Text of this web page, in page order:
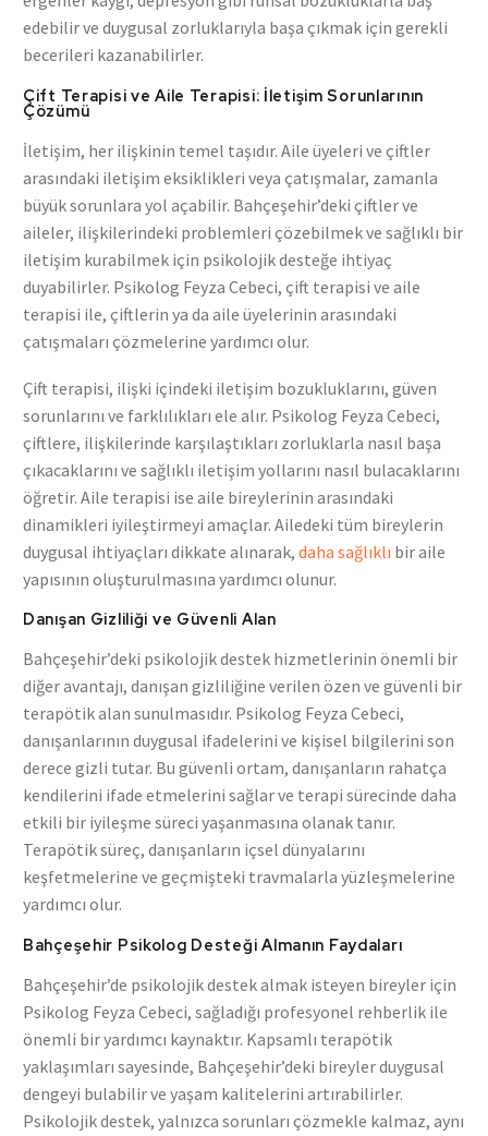
edebilir ve duygusal zorluklarıyla başa çıkmak için gerekli
becerileri kazanabilirler.
Çift Terapisi ve Aile Terapisi: İletişim Sorunlarının
Çözümü
İletişim, her ilişkinin temel taşıdır. Aile üyeleri ve çiftler
arasındaki iletişim eksiklikleri veya çatışmalar, zamanla
büyük sorunlara yol açabilir. Bahçeşehir’deki çiftler ve
aileler, ilişkilerindeki problemleri çözebilmek ve sağlıklı bir
iletişim kurabilmek için psikolojik desteğe ihtiyaç
duyabilirler. Psikolog Feyza Cebeci, çift terapisi ve aile
terapisi ile, çiftlerin ya da aile üyelerinin arasındaki
çatışmaları çözmelerine yardımcı olur.
Çift terapisi, ilişki içindeki iletişim bozukluklarını, güven
sorunlarını ve farklılıkları ele alır. Psikolog Feyza Cebeci,
çiftlere, ilişkilerinde karşılaştıkları zorluklarla nasıl başa
çıkacaklarını ve sağlıklı iletişim yollarını nasıl bulacaklarını
öğretir. Aile terapisi ise aile bireylerinin arasındaki
dinamikleri iyileştirmeyi amaçlar. Ailedeki tüm bireylerin
duygusal ihtiyaçları dikkate alınarak, daha sağlıklı bir aile
yapısının oluşturulmasına yardımcı olunur.
Danışan Gizliliği ve Güvenli Alan
Bahçeşehir’deki psikolojik destek hizmetlerinin önemli bir
diğer avantajı, danışan gizliliğine verilen özen ve güvenli bir
terapötik alan sunulmasıdır. Psikolog Feyza Cebeci,
danışanlarının duygusal ifadelerini ve kişisel bilgilerini son
derece gizli tutar. Bu güvenli ortam, danışanların rahatça
kendilerini ifade etmelerini sağlar ve terapi sürecinde daha
etkili bir iyileşme süreci yaşanmasına olanak tanır.
Terapötik süreç, danışanların içsel dünyalarını
keşfetmelerine ve geçmişteki travmalarla yüzleşmelerine
yardımcı olur.
Bahçeşehir Psikolog Desteği Almanın Faydaları
Bahçeşehir’de psikolojik destek almak isteyen bireyler için
Psikolog Feyza Cebeci, sağladığı profesyonel rehberlik ile
önemli bir yardımcı kaynaktır. Kapsamlı terapötik
yaklaşımları sayesinde, Bahçeşehir’deki bireyler duygusal
dengeyi bulabilir ve yaşam kalitelerini artırabilirler.
Psikolojik destek, yalnızca sorunları çözmekle kalmaz, aynı